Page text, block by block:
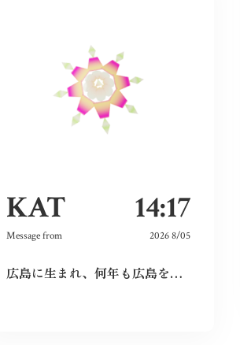
KAT 14:17
Message from 2026 8/05
広島に生まれ、何年も広島を離れて過ごしたけれど、なぜか、常に広島に対する想いは持ち続けていた。